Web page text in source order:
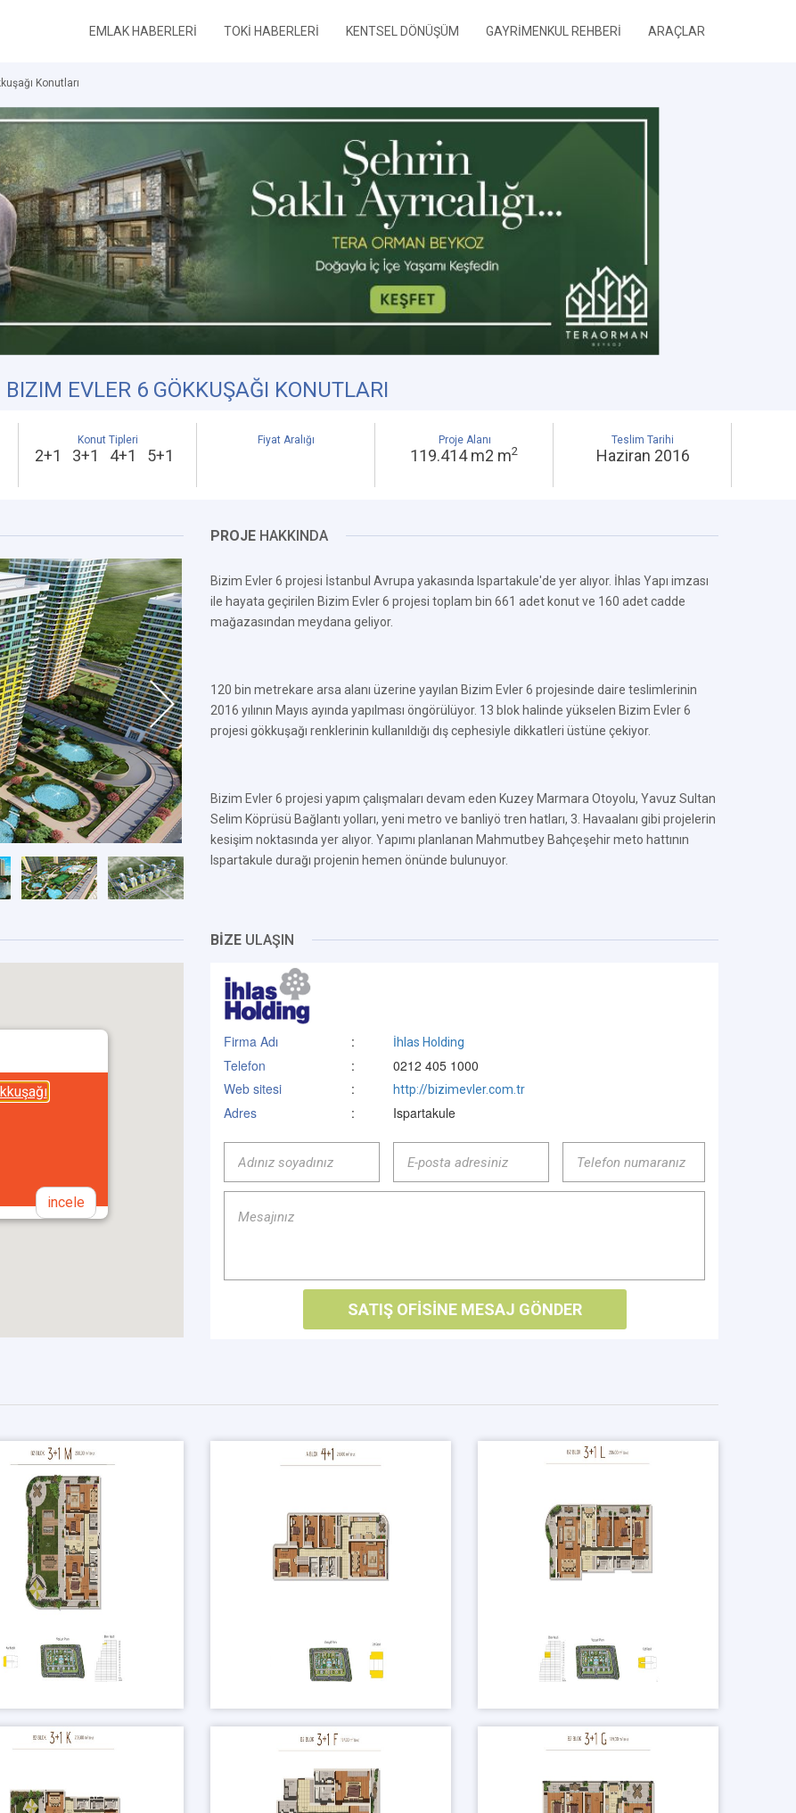
EMLAK HABERLERİ TOKİ HABERLERİ KENTSEL DÖNÜŞÜM GAYRİMENKUL REHBERİ ARAÇLAR
Konutları
BIZIM EVLER 6 GÖKKUŞAĞI KONUTLARI
Konut Tipleri
2+1 3+1 4+1 5+1
Fiyat Aralığı Proje Alanı
119.414 m2 m2
Teslim Tarihi
Haziran 2016
PROJE HAKKINDA
Bizim Evler 6 projesi İstanbul Avrupa yakasında Ispartakule'de yer alıyor. İhlas Yapı imzası
ile hayata geçirilen Bizim Evler 6 projesi toplam bin 661 adet konut ve 160 adet cadde
mağazasından meydana geliyor.
120 bin metrekare arsa alanı üzerine yayılan Bizim Evler 6 projesinde daire teslimlerinin
2016 yılının Mayıs ayında yapılması öngörülüyor. 13 blok halinde yükselen Bizim Evler 6
projesi gökkuşağı renklerinin kullanıldığı dış cephesiyle dikkatleri üstüne çekiyor.
Bizim Evler 6 projesi yapım çalışmaları devam eden Kuzey Marmara Otoyolu, Yavuz Sultan
Selim Köprüsü Bağlantı yolları, yeni metro ve banliyö tren hatları, 3. Havaalanı gibi projelerin
kesişim noktasında yer alıyor. Yapımı planlanan Mahmutbey Bahçeşehir meto hattının
Ispartakule durağı projenin hemen önünde bulunuyor.
incele
BİZE ULAŞIN
Firma Adı : İhlas Holding
Telefon :
0212 405 1000
Web sitesi
: http://bizimevler.com.tr
Adres : Ispartakule